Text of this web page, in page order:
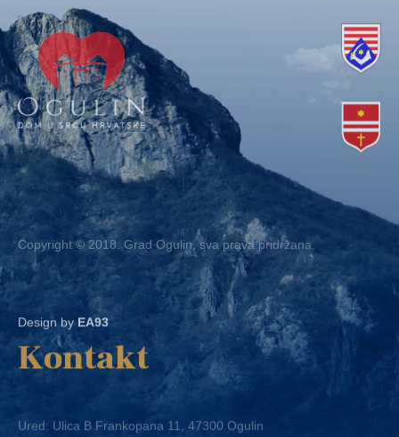
Copyright © 2018. Grad Ogulin, sva prava pridržana.
Design by EA93
Kontakt
Ured: Ulica B.Frankopana 11, 47300 Ogulin
Telefon:+ 385 47 522 612